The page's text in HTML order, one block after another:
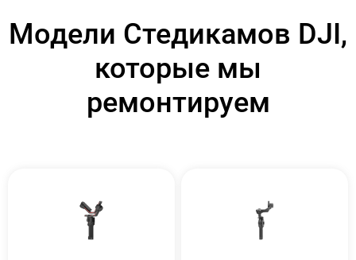
Модели Стедикамов DJI,
которые мы
ремонтируем